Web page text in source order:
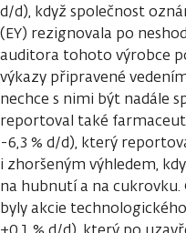
d/d), když společnost
(EY) rezignovala po
auditora tohoto výrobce
výkazy připravené
nechce s nimi být nadále
reportoval také
-6,3 % d/d), který
i zhoršeným výhledem,
na hubnutí a na
byly akcie